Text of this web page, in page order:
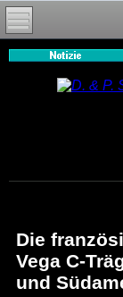
Die
Vega C-
und